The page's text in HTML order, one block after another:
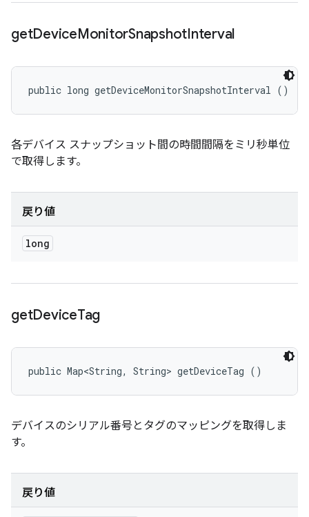
getDeviceMonitorSnapshotInterval
public long getDeviceMonitorSnapshotInterval ()
各デバイス スナップショット間の時間間隔をミリ秒単位
で取得します。
戻り値
long
getDeviceTag
public Map<String, String> getDeviceTag ()
デバイスのシリアル番号とタグのマッピングを取得しま
す。
戻り値